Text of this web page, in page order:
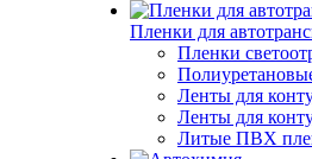
Пленки для
Пленки
Ленты для
Ленты для
Литые ПВХ